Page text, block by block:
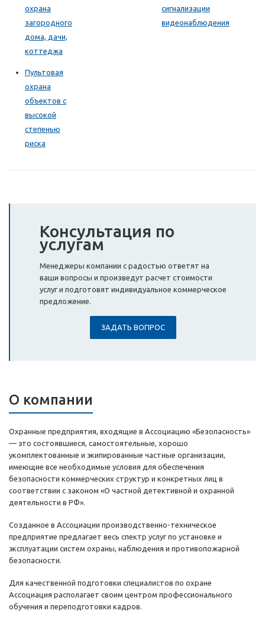
охрана
загородного
дома, дачи,
коттеджа
сигнализации
видеонаблюдения
Пультовая
охрана
объектов с
высокой
степенью
риска
Консультация по
услугам
Менеджеры компании с радостью ответят на
ваши вопросы и произведут расчет стоимости
услуг и подготовят индивидуальное коммерческое
предложение.
ЗАДАТЬ ВОПРОС
О компании
Охранные предприятия, входящие в Ассоциацию «Безопасность»
— это состоявшиеся, самостоятельные, хорошо
укомплектованные и экипированные частные организации,
имеющие все необходимые условия для обеспечения
безопасности коммерческих структур и конкретных лиц в
соответствии с законом «О частной детективной и охранной
деятельности в РФ».
Созданное в Ассоциации производственно-техническое
предприятие предлагает весь спектр услуг по установке и
эксплуатации систем охраны, наблюдения и противопожарной
безопасности.
Для качественной подготовки специалистов по охране
Ассоциация располагает своим центром профессионального
обучения и переподготовки кадров.